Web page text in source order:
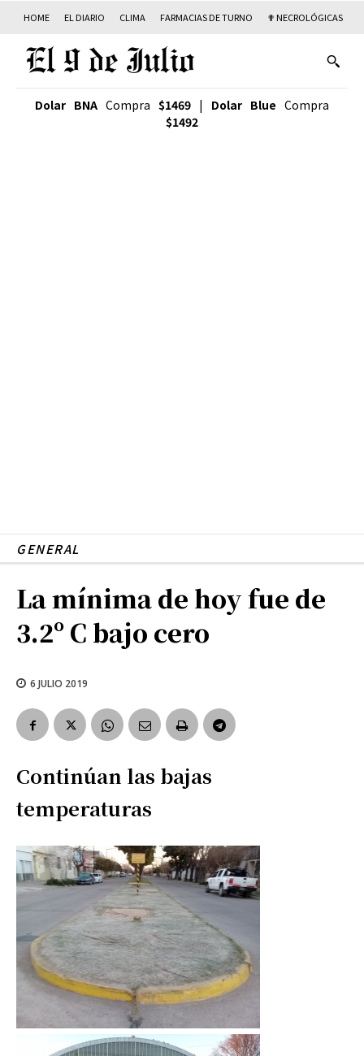
HOME EL DIARIO CLIMA FARMACIAS DE TURNO ✟ NECROLÓGICAS
Dolar BNA Compra $1469 | Dolar Blue Compra
$1492
GENERAL
La mínima de hoy fue de
3.2º C bajo cero
6 JULIO 2019
Continúan las bajas
temperaturas